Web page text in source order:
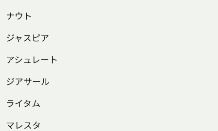
ナウト
ジャスピア
アシュレート
ジアサール
ライタム
マレスタ